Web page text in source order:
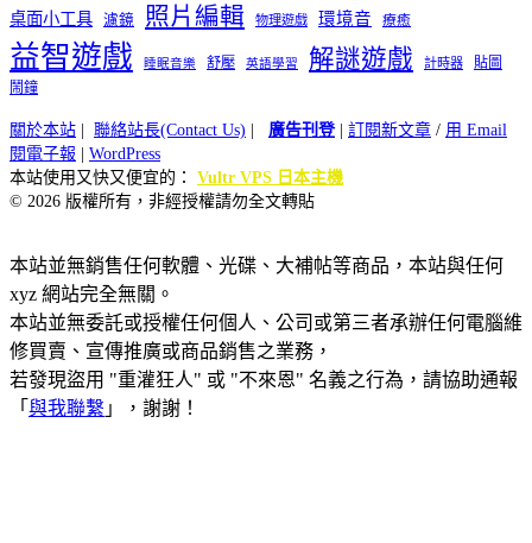
桌面小工具 濾鏡 照片編輯 物理遊戲 環境音 療癒
益智遊戲 睡眠音樂 舒壓 英語學習 解謎遊戲 計時器
貼圖
鬧鐘
關於本站 聯絡站長(Contact Us) 廣告刊登| 訂閱新文章 / 用 Email
閱電子報
WordPress
本站使用又快又便宜的： Vultr VPS 日本主機
© 2026 版權所有，非經授權請勿全文轉貼
本站並無銷售任何軟體、光碟、大補帖等商品，本站與任何
xyz 網站完全無關。
本站並無委託或授權任何個人、公司或第三者承辦任何電腦維
修買賣、宣傳推廣或商品銷售之業務，
若發現盜用 "重灌狂人" 或 "不來恩" 名義之行為，請協助通報
「 與我聯繫 」，謝謝！